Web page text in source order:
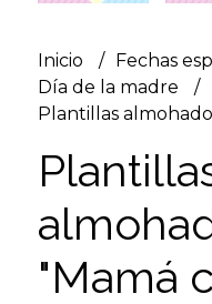
Inicio
Fechas
Día de la madre
Plantillas
"Mamá